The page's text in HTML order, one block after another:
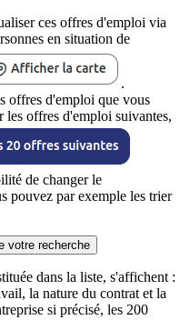
ces offres d'emploi via
en situation de
.
offres d'emploi que vous
les offres d'emploi suivantes,
de changer le
pouvez par exemple les trier
votre recherche
dans la liste, s'affichent :
la nature du contrat et la
si précisé, les 200